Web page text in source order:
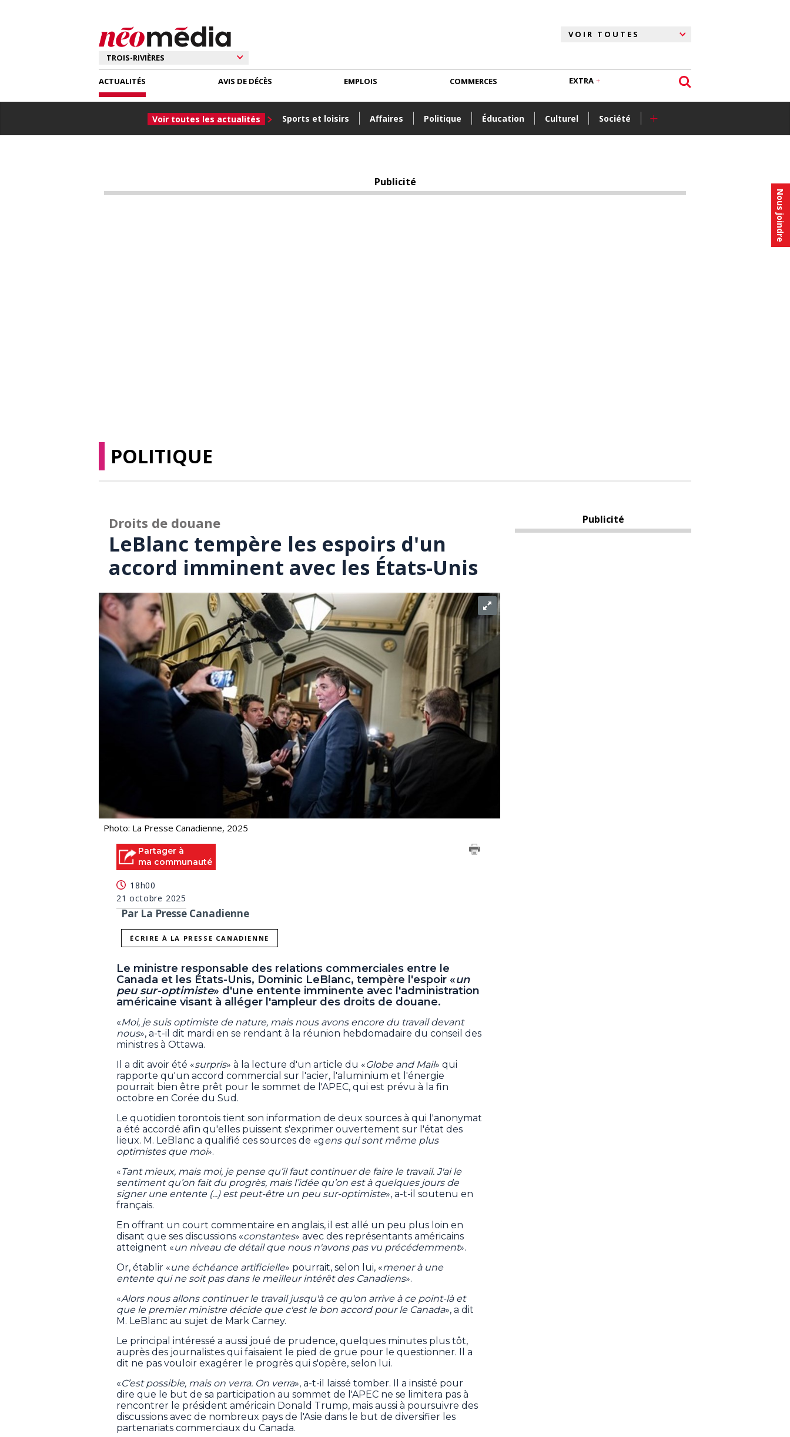
Nous joindre
ACTUALITÉS
Voir toutes les actualités Sports et loisirs Affaires Politique Éducation Culturel Société +
AVIS DE DÉCÈS EMPLOIS COMMERCES EXTRA
Publicité
POLITIQUE
Droits de douane
LeBlanc tempère les espoirs d'un
accord imminent avec les États-Unis
Photo: La Presse Canadienne, 2025
Partager à
ma communauté
18h00
21 octobre 2025
Par La Presse Canadienne
ÉCRIRE À LA PRESSE CANADIENNE
Le ministre responsable des relations commerciales entre le
Canada et les États-Unis, Dominic LeBlanc, tempère l'espoir «un
peu sur-optimiste» d'une entente imminente avec l'administration
américaine visant à alléger l'ampleur des droits de douane.
«Moi, je suis optimiste de nature, mais nous avons encore du travail devant
nous», a-t-il dit mardi en se rendant à la réunion hebdomadaire du conseil des
ministres à Ottawa.
Il a dit avoir été «surpris» à la lecture d'un article du «Globe and Mail» qui
rapporte qu'un accord commercial sur l'acier, l'aluminium et l'énergie
pourrait bien être prêt pour le sommet de l'APEC, qui est prévu à la fin
octobre en Corée du Sud.
Le quotidien torontois tient son information de deux sources à qui l'anonymat
a été accordé afin qu'elles puissent s'exprimer ouvertement sur l'état des
lieux. M. LeBlanc a qualifié ces sources de «gens qui sont même plus
optimistes que moi».
«Tant mieux, mais moi, je pense qu’il faut continuer de faire le travail. J'ai le
sentiment qu’on fait du progrès, mais l’idée qu’on est à quelques jours de
signer une entente (...) est peut-être un peu sur-optimiste», a-t-il soutenu en
français.
En offrant un court commentaire en anglais, il est allé un peu plus loin en
disant que ses discussions «constantes» avec des représentants américains
atteignent «un niveau de détail que nous n'avons pas vu précédemment».
Or, établir «une échéance artificielle» pourrait, selon lui, «mener à une
entente qui ne soit pas dans le meilleur intérêt des Canadiens».
«Alors nous allons continuer le travail jusqu'à ce qu'on arrive à ce point-là et
que le premier ministre décide que c'est le bon accord pour le Canada», a dit
M. LeBlanc au sujet de Mark Carney.
Le principal intéressé a aussi joué de prudence, quelques minutes plus tôt,
auprès des journalistes qui faisaient le pied de grue pour le questionner. Il a
dit ne pas vouloir exagérer le progrès qui s'opère, selon lui.
«C’est possible, mais on verra. On verra», a-t-il laissé tomber. Il a insisté pour
dire que le but de sa participation au sommet de l'APEC ne se limitera pas à
rencontrer le président américain Donald Trump, mais aussi à poursuivre des
discussions avec de nombreux pays de l'Asie dans le but de diversifier les
partenariats commerciaux du Canada.
Publicité